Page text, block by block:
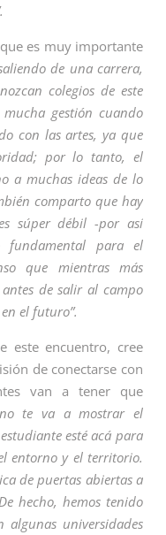
es muy importante
de una carrera,
colegios de este
gestión cuando
con las artes, ya que
por lo tanto, el
a muchas ideas de lo
comparto que hay
súper débil -por así
fundamental para el
que mientras más
de salir al campo
el futuro”.
este encuentro, cree
de conectarse con
van a tener que
no te va a mostrar el
esté acá para
entorno y el territorio.
de puertas abiertas a
hecho, hemos tenido
algunas universidades